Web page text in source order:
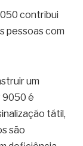
contribui
pessoas com
um
9050 é
tátil,
são